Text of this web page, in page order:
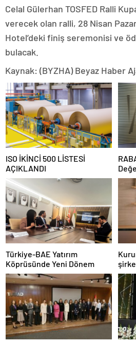
Celal Gülerhan TOSFED Ralli
verecek olan ralli, 28 Nisan
Hotel’deki finiş seremonisi ve
bulacak.
Kaynak: (BYZHA) Beyaz Haber
ISO İKİNCİ 500 LİSTESİ
AÇIKLANDI
Türkiye-BAE Yatırım
Köprüsünde Yeni Dönem